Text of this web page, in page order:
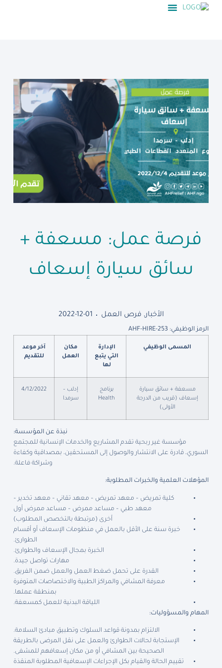
فرصة عمل: مسعفة +
سائق سيارة إسعاف
الأخبار, فرص العمل 2022-12-01
الرمز الوظيفي: AHF-HIRE-253
المسمى الوظيفي
الإدارة
التي يتبع
لها
مكان
العمل
آخر موعد
للتقديم
مسعفة + سائق سيارة
إسعاف (قريب من الدرجة
الأولى)
برنامج
Health
إدلب –
سرمدا
4/12/2022
نبذة عن المؤسسة:
مؤسسة غير ربحية تقدم المشاريع والخدمات الإنسانية للمجتمع
السوري، قادرة على الانتشار والوصول إلى المستحقين، بمصداقية وكفاءة
وشراكة فاعلة.
المؤهلات العلمية والخبرات المطلوبة:
كلية تمريض – معهد تمريض – معهد تقاني – معهد تخدير –
معهد طبي – مساعد ممرض – مساعد ممرض أول
أخرى (مرتبطة بالتخصص المطلوب)
خبرة سنة على الأقل بالعمل في منظومات الإسعاف أو أقسام
الطوارئ.
الخبرة بمجال الإسعاف والطوارئ.
مهارات تواصل جيدة.
القدرة على تحمل ضغط العمل والعمل ضمن الفريق.
معرفة المشافي والمراكز الطبية والاختصاصات المتوفرة
بمنطقة عملها.
اللياقة البدنية للعمل كمسعفة.
المهام والمسؤوليات:
الالتزام بمدونة قواعد السلوك وتطبيق مبادئ السلامة.
الإستجابة لحالات الطوارئ والعمل على نقل المرضى بالطريقة
الصحيحة بين المشافي أو من مكان إسعافهم للمشفى.
تقييم الحالة والقيام بكل الإجراءات الإسعافية المطلوبة المنقذة